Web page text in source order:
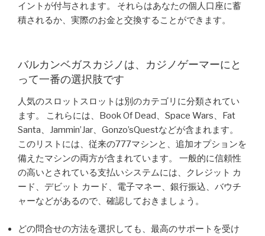
イントが付与されます。 それらはあなたの個人口座に蓄
積されるか、実際のお金と交換することができます。
バルカンベガスカジノは、カジノゲーマーにと
って一番の選択肢です
人気のスロットスロットは別のカテゴリに分類されてい
ます。 これらには、Book Of Dead、Space Wars、Fat
Santa、Jammin’Jar、Gonzo’sQuestなどが含まれます。
このリストには、従来の777マシンと、追加オプションを
備えたマシンの両方が含まれています。 一般的に信頼性
の高いとされている支払いシステムには、クレジット カ
ード、デビット カード、電子マネー、銀行振込、バウチ
ャーなどがあるので、確認しておきましょう。
どの問合せの方法を選択しても、最高のサポートを受け